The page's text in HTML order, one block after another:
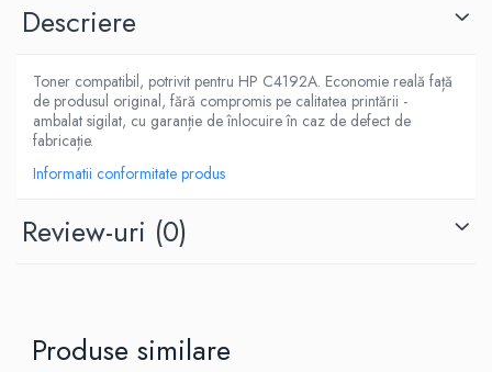
Descriere
Toner compatibil, potrivit pentru HP C4192A. Economie reală față
de produsul original, fără compromis pe calitatea printării -
ambalat sigilat, cu garanție de înlocuire în caz de defect de
fabricație.
Informatii conformitate produs
Review-uri (0)
Produse similare